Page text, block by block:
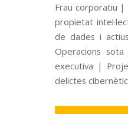
Frau corporatiu
propietat
de dades i
Operacions
executiva |
delictes